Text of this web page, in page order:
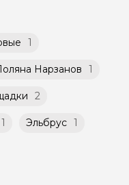
любую
1
Нарзанов 1
2
1 Эльбрус 1